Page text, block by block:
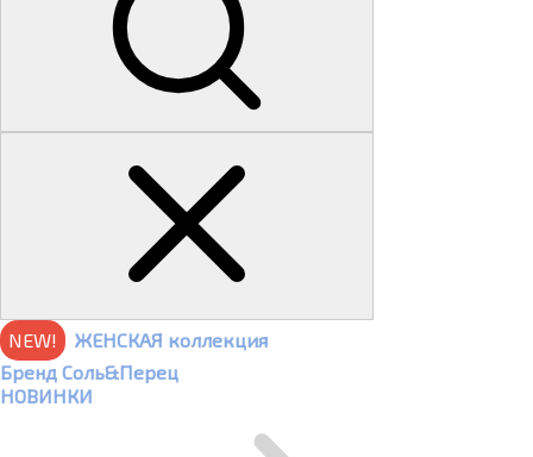
NEW!
ЖЕНСКАЯ коллекция
Бренд Соль&Перец
НОВИНКИ